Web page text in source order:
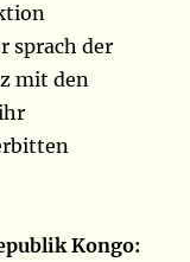
sprach der
mit den
Kongo: